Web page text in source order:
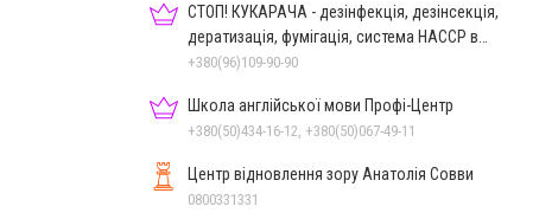
СТОП! КУКАРАЧА - дезінфекція, дезінсекція,
дератизація, фумігація, система HACCP в
Чернівцях
+380(96)109-90-90
Школа англійської мови Профі-Центр
+380(50)434-16-12, +380(50)067-49-11
Центр відновлення зору Анатолія Совви
0800331331